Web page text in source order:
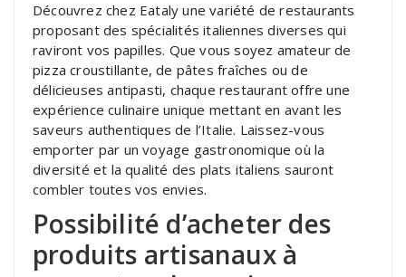
Découvrez chez Eataly une variété de restaurants
proposant des spécialités italiennes diverses qui
raviront vos papilles. Que vous soyez amateur de
pizza croustillante, de pâtes fraîches ou de
délicieuses antipasti, chaque restaurant offre une
expérience culinaire unique mettant en avant les
saveurs authentiques de l’Italie. Laissez-vous
emporter par un voyage gastronomique où la
diversité et la qualité des plats italiens sauront
combler toutes vos envies.
Possibilité d’acheter des
produits artisanaux à